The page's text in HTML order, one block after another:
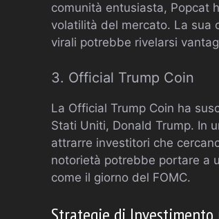
comunità entusiasta, Popcat
volatilità del mercato. La sua
virali potrebbe rivelarsi
3. Official Trump Coin
La Official Trump Coin ha
Stati Uniti, Donald Trump. In
attrarre investitori che
notorietà potrebbe portare a
come il giorno del FOMC.